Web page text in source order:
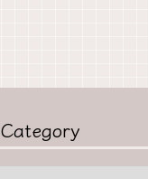
Category